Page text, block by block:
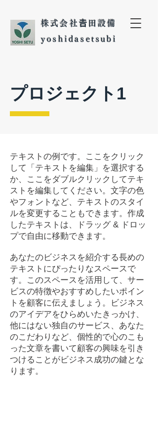
株式会社𠮷田設
yoshidasetsubi
プロジェクト1
テキストの例です。ここをクリック
して「テキストを編集」を選択する
か、ここをダブルクリックしてテキ
ストを編集してください。文字の色
やフォントなど、テキストのスタイ
ルを変更することもできます。作成
したテキストは、ドラッグ & ドロッ
プで自由に移動できます。
あなたのビジネスを紹介する長めの
テキストにぴったりなスペースで
す。このスペースを活用して、サー
ビスの特徴やおすすめしたいポイン
トを顧客に伝えましょう。ビジネス
のアイデアをひらめいたきっかけ、
他にはない独自のサービス、あなた
のこだわりなど、個性的で心のこも
った文章を書いて顧客の興味を引き
つけることがビジネス成功の鍵とな
ります。